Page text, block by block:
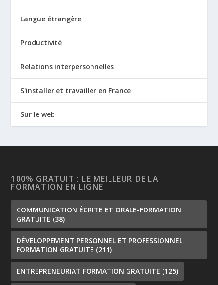
Langue étrangère
Productivité
Relations interpersonnelles
S'installer et travailler en France
Sur le web
100% GRATUIT : LE MEILLEUR DE LA
FORMATION EN LIGNE
COMMUNICATION ÉCRITE ET ORALE-FORMATION
GRATUITE (38)
DÉVELOPPEMENT PERSONNEL ET PROFESSIONNEL
FORMATION GRATUITE (211)
ENTREPRENEURIAT FORMATION GRATUITE (125)